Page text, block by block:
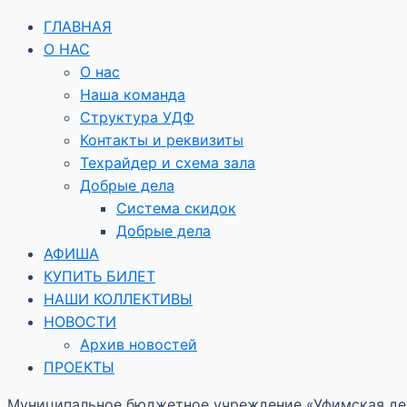
ГЛАВНАЯ
О НАС
О нас
Наша команда
Структура УДФ
Контакты и реквизиты
Техрайдер и схема зала
Добрые дела
Система скидок
Добрые дела
АФИША
КУПИТЬ БИЛЕТ
НАШИ КОЛЛЕКТИВЫ
НОВОСТИ
Архив новостей
ПРОЕКТЫ